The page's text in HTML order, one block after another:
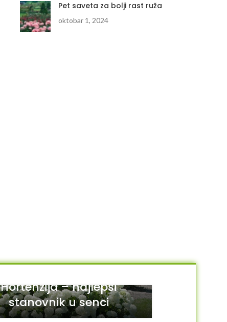
Pet saveta za bolji rast ruža
oktobar 1, 2024
Hortenzija – najlepši
stanovnik u senci